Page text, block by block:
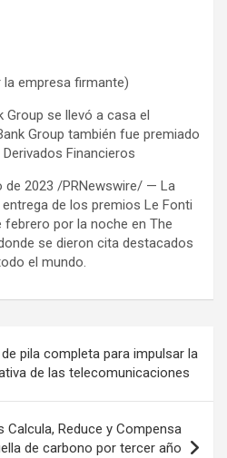
empresa firmante)
Group se llevó a casa el
Group también fue premiado
Financieros
de 2023 /PRNewswire/ — La
de los premios Le Fonti
febrero por la noche en The
se dieron cita destacados
el mundo.
pila completa para impulsar la
de las telecomunicaciones
Reduce y Compensa
de carbono por tercer año